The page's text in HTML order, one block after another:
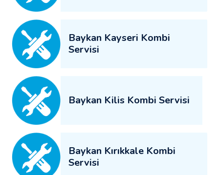
Baykan Kayseri Kombi
Servisi
Baykan Kilis Kombi Servisi
Baykan Kırıkkale Kombi
Servisi